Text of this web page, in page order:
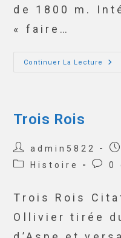
de 1800 m.
« faire…
Continuer La Lecture
Trois Rois
admin5822
Histoire
0
Trois Rois
Ollivier tirée